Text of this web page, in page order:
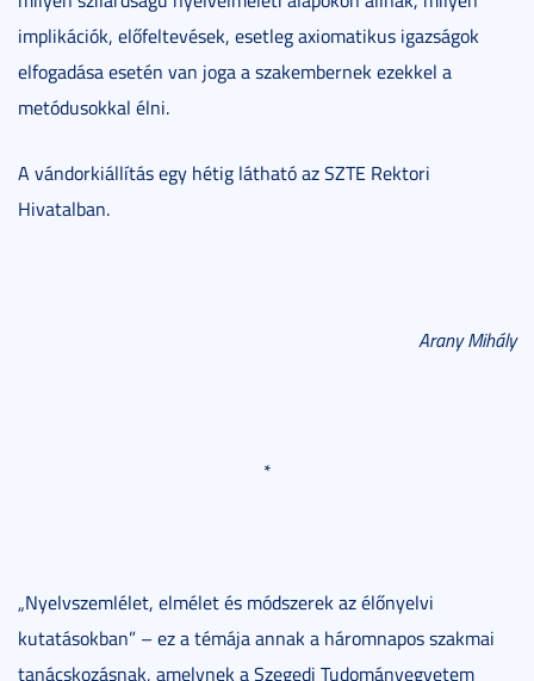
implikációk, előfeltevések, esetleg axiomatikus igazságok
elfogadása esetén van joga a szakembernek ezekkel a
metódusokkal élni.
A vándorkiállítás egy hétig látható az SZTE Rektori
Hivatalban.
Arany Mihály
*
„Nyelvszemlélet, elmélet és módszerek az élőnyelvi
kutatásokban” – ez a témája annak a háromnapos szakmai
tanácskozásnak, amelynek a Szegedi Tudományegyetem